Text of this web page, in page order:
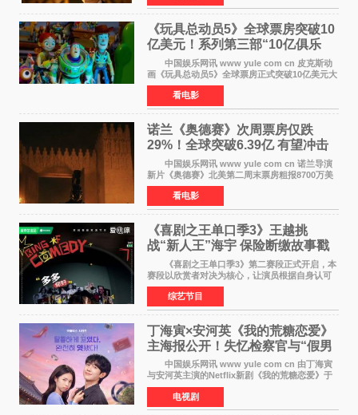
纪录。 考虑到
《玩具总动员5》全球票房突破10
亿美元！系列第三部“10亿俱乐
部”达成
中国娱乐网讯 www yule com cn 皮克斯动
画《玩具总动员5》全球票房正式突破10亿美元大
关。截至上周末，该片全球累计票房已达10 22亿
美元，其中北美市场贡献4 48亿美元，中国内地
票房达2 82
看电影
诺兰《奥德赛》次周票房仅跌
29%！全球突破6.39亿 有望冲击
13亿成诺兰最卖座电影
中国娱乐网讯 www yule com cn 诺兰导演
新片《奥德赛》北美第二周末票房粗报8700万美
元（周五至周日：2600万&rarr;3460万
&rarr;2640万），较首周1 24亿美元仅下跌29
6%，走势极为强劲，远超
看电影
《喜剧之王单口季3》王越挑
战“新人王”海宇 保险断缴故事戳
中生活痛点
《喜剧之王单口季3》第二赛段正式开启，本
赛段以欣赏者对决为核心，让演员根据自身认可
选择对手，在作品碰撞中完成一次喜剧创作者之
间的交流。这里有实力相当的正面对抗，也有老
朋友、老对手之
综艺节目
丁海寅×安河英《我的荒糖恋爱》
主海报公开！失忆检察官与“假男
友”同居罗曼史来
中国娱乐网讯 www yule com cn 由丁海寅
与安河英主演的Netflix新剧《我的荒糖恋爱》于
近日公开主海报，正式进入开播倒计时。 海
报中，两人并肩站在充满怀旧气息的九津麦芽村
街道上，丁
电视剧